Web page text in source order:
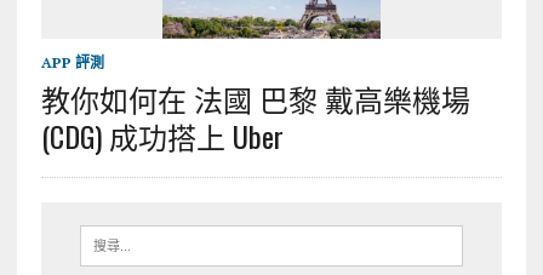
APP 評測
教你如何在 法國 巴黎 戴高樂機場
(CDG) 成功搭上 Uber